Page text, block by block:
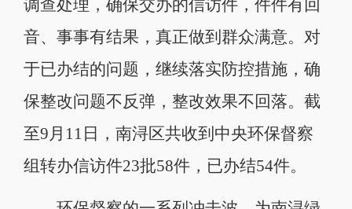
调查处理，确保交办的信访件，件件有回
音、事事有结果，真正做到群众满意。对
于已办结的问题，继续落实防控措施，确
保整改问题不反弹，整改效果不回落。截
至9月11日，南浔区共收到中央环保督察
组转办信访件23批58件，已办结54件。